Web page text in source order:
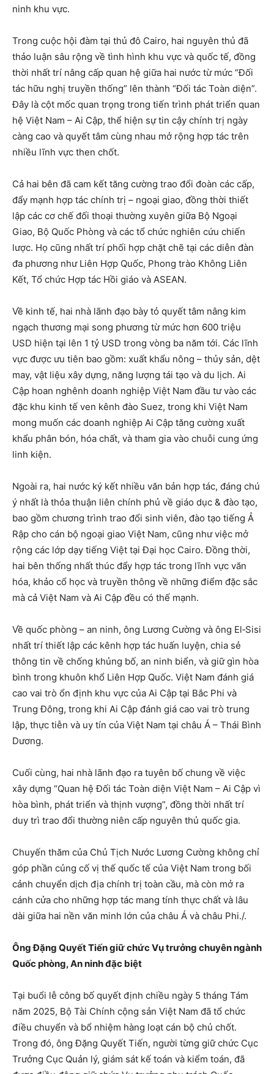
ninh khu vực.
Trong cuộc hội đàm tại thủ đô Cairo, hai nguyên thủ đã
thảo luận sâu rộng về tình hình khu vực và quốc tế, đồng
thời nhất trí nâng cấp quan hệ giữa hai nước từ mức “Đối
tác hữu nghị truyền thống” lên thành “Đối tác Toàn diện”.
Đây là cột mốc quan trọng trong tiến trình phát triển quan
hệ Việt Nam – Ai Cập, thể hiện sự tin cậy chính trị ngày
càng cao và quyết tâm cùng nhau mở rộng hợp tác trên
nhiều lĩnh vực then chốt.
Cả hai bên đã cam kết tăng cường trao đổi đoàn các cấp,
đẩy mạnh hợp tác chính trị – ngoại giao, đồng thời thiết
lập các cơ chế đối thoại thường xuyên giữa Bộ Ngoại
Giao, Bộ Quốc Phòng và các tổ chức nghiên cứu chiến
lược. Họ cũng nhất trí phối hợp chặt chẽ tại các diễn đàn
đa phương như Liên Hợp Quốc, Phong trào Không Liên
Kết, Tổ chức Hợp tác Hồi giáo và ASEAN.
Về kinh tế, hai nhà lãnh đạo bày tỏ quyết tâm nâng kim
ngạch thương mại song phương từ mức hơn 600 triệu
USD hiện tại lên 1 tỷ USD trong vòng ba năm tới. Các lĩnh
vực được ưu tiên bao gồm: xuất khẩu nông – thủy sản, dệt
may, vật liệu xây dựng, năng lượng tái tạo và du lịch. Ai
Cập hoan nghênh doanh nghiệp Việt Nam đầu tư vào các
đặc khu kinh tế ven kênh đào Suez, trong khi Việt Nam
mong muốn các doanh nghiệp Ai Cập tăng cường xuất
khẩu phân bón, hóa chất, và tham gia vào chuỗi cung ứng
linh kiện.
Ngoài ra, hai nước ký kết nhiều văn bản hợp tác, đáng chú
ý nhất là thỏa thuận liên chính phủ về giáo dục & đào tạo,
bao gồm chương trình trao đổi sinh viên, đào tạo tiếng Ả
Rập cho cán bộ ngoại giao Việt Nam, cũng như việc mở
rộng các lớp dạy tiếng Việt tại Đại học Cairo. Đồng thời,
hai bên thống nhất thúc đẩy hợp tác trong lĩnh vực văn
hóa, khảo cổ học và truyền thông về những điểm đặc sắc
mà cả Việt Nam và Ai Cập đều có thế mạnh.
Về quốc phòng – an ninh, ông Lương Cường và ông El‑Sisi
nhất trí thiết lập các kênh hợp tác huấn luyện, chia sẻ
thông tin về chống khủng bố, an ninh biển, và giữ gìn hòa
bình trong khuôn khổ Liên Hợp Quốc. Việt Nam đánh giá
cao vai trò ổn định khu vực của Ai Cập tại Bắc Phi và
Trung Đông, trong khi Ai Cập đánh giá cao vai trò trung
lập, thực tiễn và uy tín của Việt Nam tại châu Á – Thái Bình
Dương.
Cuối cùng, hai nhà lãnh đạo ra tuyên bố chung về việc
xây dựng “Quan hệ Đối tác Toàn diện Việt Nam – Ai Cập vì
hòa bình, phát triển và thịnh vượng”, đồng thời nhất trí
duy trì trao đổi thường niên cấp nguyên thủ quốc gia.
Chuyến thăm của Chủ Tịch Nước Lương Cường không chỉ
góp phần củng cố vị thế quốc tế của Việt Nam trong bối
cảnh chuyển dịch địa chính trị toàn cầu, mà còn mở ra
cánh cửa cho những hợp tác mang tính thực chất và lâu
dài giữa hai nền văn minh lớn của châu Á và châu Phi./.
Ông Đặng Quyết Tiến giữ chức Vụ trưởng chuyên ngành
Quốc phòng, An ninh đặc biệt
Tại buổi lễ công bố quyết định chiều ngày 5 tháng Tám
năm 2025, Bộ Tài Chính cộng sản Việt Nam đã tổ chức
điều chuyển và bổ nhiệm hàng loạt cán bộ chủ chốt.
Trong đó, ông Đặng Quyết Tiến, người từng giữ chức Cục
Trưởng Cục Quản lý, giám sát kế toán và kiểm toán, đã